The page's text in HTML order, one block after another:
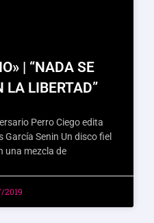
| “NADA SE
LA LIBERTAD”
Perro Ciego edita
Senin Un disco fiel
una mezcla de
2019